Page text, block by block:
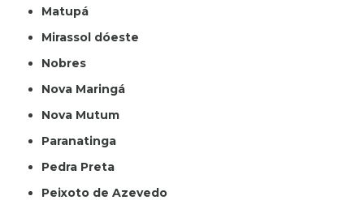
Matupá
Mirassol dóeste
Nobres
Nova Maringá
Nova Mutum
Paranatinga
Pedra Preta
Peixoto de Azevedo